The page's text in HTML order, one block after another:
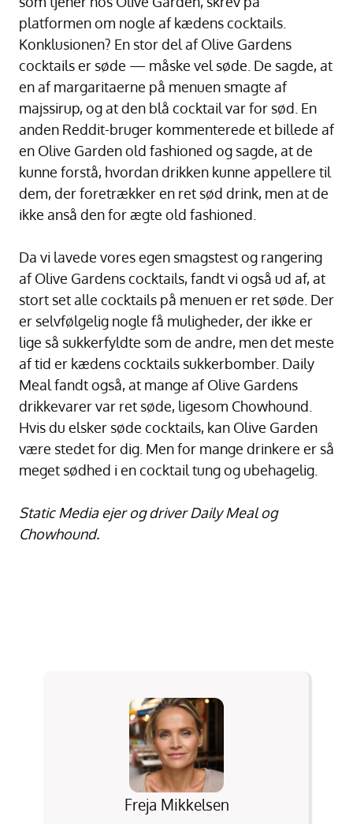
platformen om nogle af kædens cocktails.
Konklusionen? En stor del af Olive Gardens
cocktails er søde — måske vel søde. De sagde, at
en af margaritaerne på menuen smagte af
majssirup, og at den blå cocktail var for sød. En
anden Reddit-bruger kommenterede et billede af
en Olive Garden old fashioned og sagde, at de
kunne forstå, hvordan drikken kunne appellere til
dem, der foretrækker en ret sød drink, men at de
ikke anså den for ægte old fashioned.
Da vi lavede vores egen smagstest og rangering
af Olive Gardens cocktails, fandt vi også ud af, at
stort set alle cocktails på menuen er ret søde. Der
er selvfølgelig nogle få muligheder, der ikke er
lige så sukkerfyldte som de andre, men det meste
af tid er kædens cocktails sukkerbomber. Daily
Meal fandt også, at mange af Olive Gardens
drikkevarer var ret søde, ligesom Chowhound.
Hvis du elsker søde cocktails, kan Olive Garden
være stedet for dig. Men for mange drinkere er så
meget sødhed i en cocktail tung og ubehagelig.
Static Media ejer og driver Daily Meal og
Chowhound.
Freja Mikkelsen